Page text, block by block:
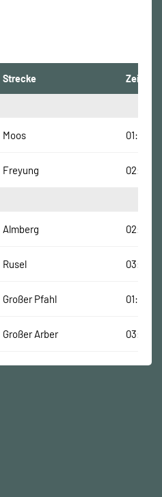
Strecke Zeit
Moos
Freyung
Almberg
Rusel
Großer Pfahl
Großer Arber